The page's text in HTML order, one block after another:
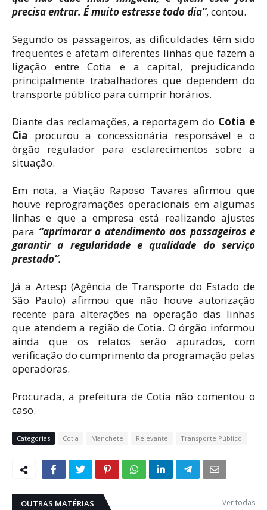
precisa entrar. É muito estresse todo dia”, contou.
Segundo os passageiros, as dificuldades têm sido
frequentes e afetam diferentes linhas que fazem a
ligação entre Cotia e a capital, prejudicando
principalmente trabalhadores que dependem do
transporte público para cumprir horários.
Diante das reclamações, a reportagem do Cotia e
Cia procurou a concessionária responsável e o
órgão regulador para esclarecimentos sobre a
situação.
Em nota, a Viação Raposo Tavares afirmou que
houve reprogramações operacionais em algumas
linhas e que a empresa está realizando ajustes
para “aprimorar o atendimento aos passageiros e
garantir a regularidade e qualidade do serviço
prestado”.
Já a Artesp (Agência de Transporte do Estado de
São Paulo) afirmou que não houve autorização
recente para alterações na operação das linhas
que atendem a região de Cotia. O órgão informou
ainda que os relatos serão apurados, com
verificação do cumprimento da programação pelas
operadoras.
Procurada, a prefeitura de Cotia não comentou o
caso.
Categorias Cotia Manchete Relevante Transporte Público
OUTRAS MATÉRIAS Ver todas